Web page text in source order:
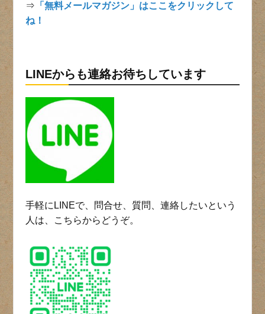
⇒ 「無料メールマガジン」はここをクリックして
ね！
LINEからも連絡お待ちしています
手軽にLINEで、問合せ、質問、連絡したいという
人は、こちらからどうぞ。